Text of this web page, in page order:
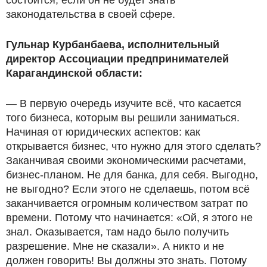
законодательства в своей сфере.
Гульнар Курбанбаева, исполнительный
директор Ассоциации предпринимателей
Карагандинской области:
— В первую очередь изучите всё, что касается
того бизнеса, которым вы решили заниматься.
Начиная от юридических аспектов: как
открывается бизнес, что нужно для этого сделать?
Заканчивая своими экономическими расчетами,
бизнес-планом. Не для банка, для себя. Выгодно,
не выгодно? Если этого не сделаешь, потом всё
заканчивается огромным количеством затрат по
времени. Потому что начинается: «Ой, я этого не
знал. Оказывается, там надо было получить
разрешение. Мне не сказали». А никто и не
должен говорить! Вы должны это знать. Потому